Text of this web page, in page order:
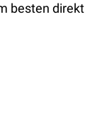
besten direkt